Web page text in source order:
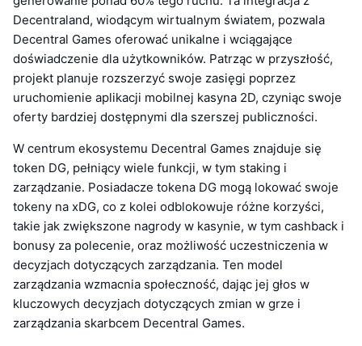
Decentraland, wiodącym wirtualnym światem, pozwala
Decentral Games oferować unikalne i wciągające
doświadczenie dla użytkowników. Patrząc w przyszłość,
projekt planuje rozszerzyć swoje zasięgi poprzez
uruchomienie aplikacji mobilnej kasyna 2D, czyniąc swoje
oferty bardziej dostępnymi dla szerszej publiczności.
W centrum ekosystemu Decentral Games znajduje się
token DG, pełniący wiele funkcji, w tym staking i
zarządzanie. Posiadacze tokena DG mogą lokować swoje
tokeny na xDG, co z kolei odblokowuje różne korzyści,
takie jak zwiększone nagrody w kasynie, w tym cashback i
bonusy za polecenie, oraz możliwość uczestniczenia w
decyzjach dotyczących zarządzania. Ten model
zarządzania wzmacnia społeczność, dając jej głos w
kluczowych decyzjach dotyczących zmian w grze i
zarządzania skarbcem Decentral Games.